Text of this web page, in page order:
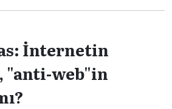
İnternetin
"anti-web"in